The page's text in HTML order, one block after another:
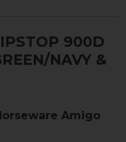
900D
NAVY &
Amigo